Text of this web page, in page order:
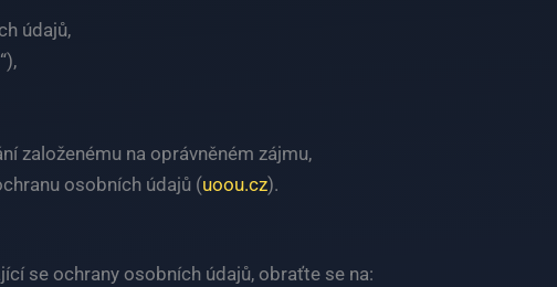
údajů,
založenému na oprávněném zájmu,
osobních údajů (uoou.cz).
se ochrany osobních údajů, obraťte se na: